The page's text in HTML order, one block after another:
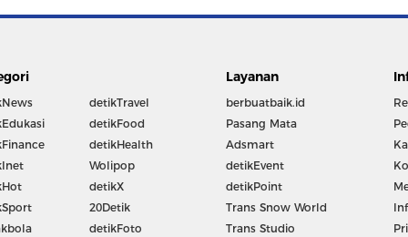
detikTravel
detikFood
detikHealth
Wolipop
detikX
20Detik
detikFoto
Layanan
berbuatbaik.id
Pasang Mata
Adsmart
detikEvent
detikPoint
Trans Snow World
Trans Studio